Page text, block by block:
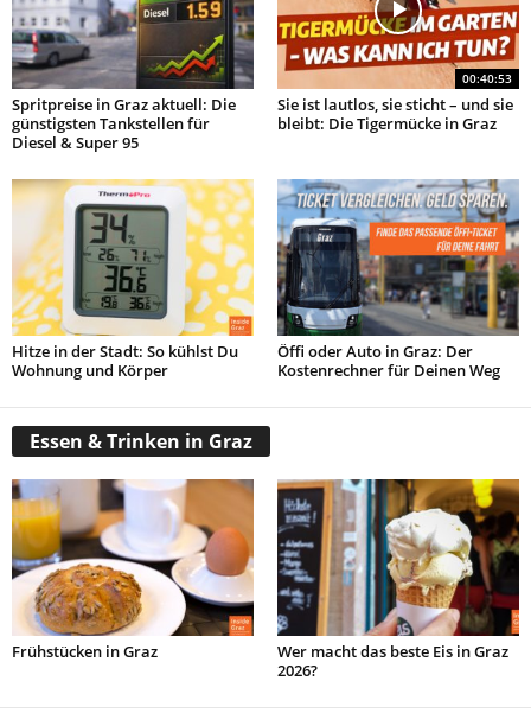
günstigsten Tankstellen für
Diesel & Super 95
bleibt: Die Tigermücke in Graz
Hitze in der Stadt: So kühlst Du
Wohnung und Körper
Öffi oder Auto in Graz: Der
Kostenrechner für Deinen Weg
Essen & Trinken in Graz
Frühstücken in Graz
Wer macht das beste Eis in Graz
2026?
Folge uns